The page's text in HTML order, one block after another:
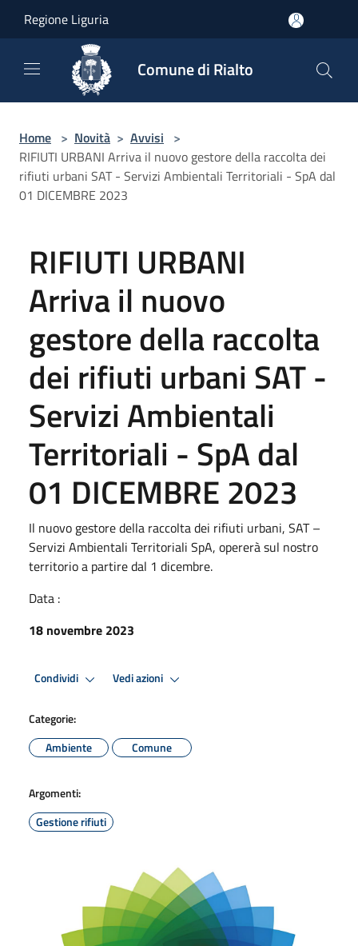
Regione Liguria
Comune di Rialto
Home > Novità > Avvisi >
RIFIUTI URBANI Arriva il nuovo gestore della raccolta dei
rifiuti urbani SAT - Servizi Ambientali Territoriali - SpA dal
01 DICEMBRE 2023
RIFIUTI URBANI
Arriva il nuovo
gestore della raccolta
dei rifiuti urbani SAT -
Servizi Ambientali
Territoriali - SpA dal
01 DICEMBRE 2023
Il nuovo gestore della raccolta dei rifiuti urbani, SAT –
Servizi Ambientali Territoriali SpA, opererà sul nostro
territorio a partire dal 1 dicembre.
Data :
18 novembre 2023
Condividi Vedi azioni
Categorie:
Ambiente
Comune
Argomenti:
Gestione rifiuti